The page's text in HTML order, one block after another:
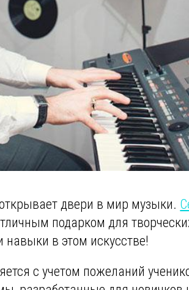
двери в мир музыки.
подарком для
навыки в этом искусстве!
с учетом пожеланий